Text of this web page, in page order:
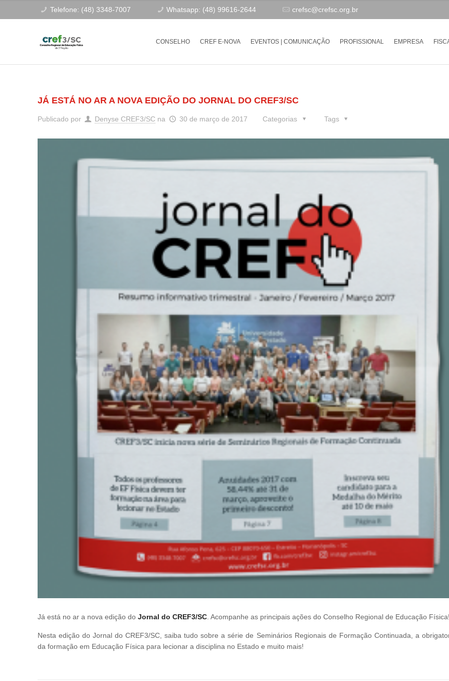
Telefone: (48) 3348-7007 Whatsapp: (48) 99616-2644 crefsc@crefsc.org.br
CONSELHO CREF E-NOVA EVENTOS | COMUNICAÇÃO PROFISSIONAL EMPRESA
JÁ ESTÁ NO AR A NOVA EDIÇÃO DO JORNAL DO CREF3/SC
Publicado por Denyse CREF3/SC na 30 de março de 2017 Categorias Tags
Já está no ar a nova edição do Jornal do CREF3/SC. Acompanhe as principais ações do Conselho Regional de Educação Física!
Nesta edição do Jornal do CREF3/SC, saiba tudo sobre a série de Seminários Regionais de Formação Continuada, a
da formação em Educação Física para lecionar a disciplina no Estado e muito mais!